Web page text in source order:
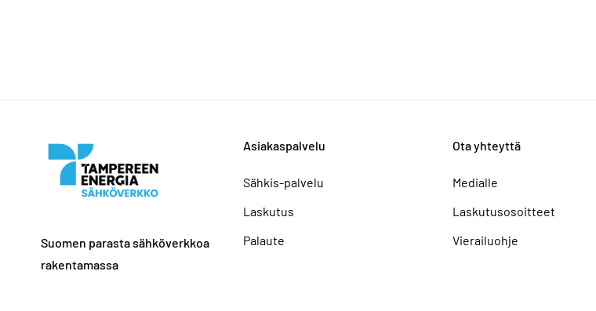
Suomen parasta sähköverkkoa
rakentamassa
Asiakaspalvelu
Sähkis-palvelu
Laskutus
Palaute
Ota yhteyttä
Medialle
Laskutusosoitteet
Vierailuohje